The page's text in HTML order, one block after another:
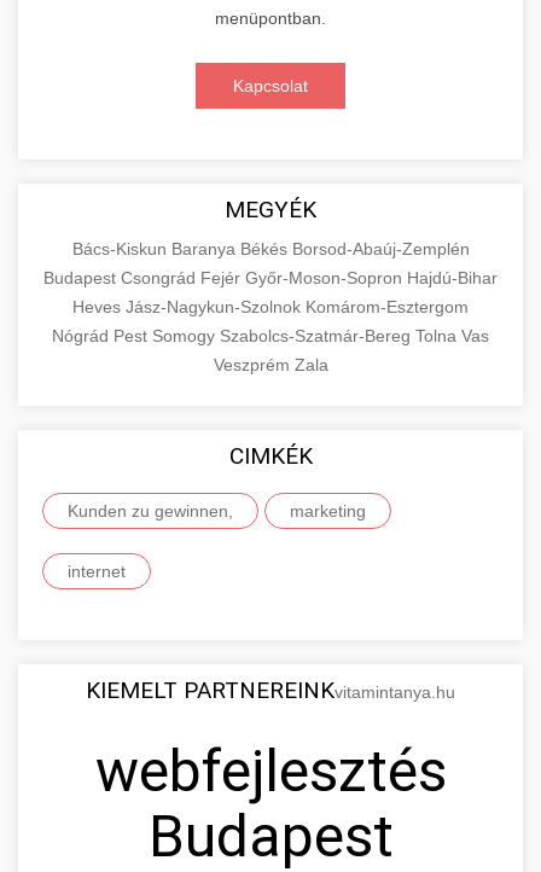
menüpontban.
Kapcsolat
MEGYÉK
Bács-Kiskun Baranya Békés Borsod-Abaúj-Zemplén
Budapest Csongrád Fejér Győr-Moson-Sopron Hajdú-Bihar
Heves Jász-Nagykun-Szolnok Komárom-Esztergom
Nógrád Pest Somogy Szabolcs-Szatmár-Bereg Tolna Vas
Veszprém Zala
CIMKÉK
Kunden zu gewinnen, marketing
internet
KIEMELT PARTNEREINKvitamintanya.hu
webfejlesztés
Budapest